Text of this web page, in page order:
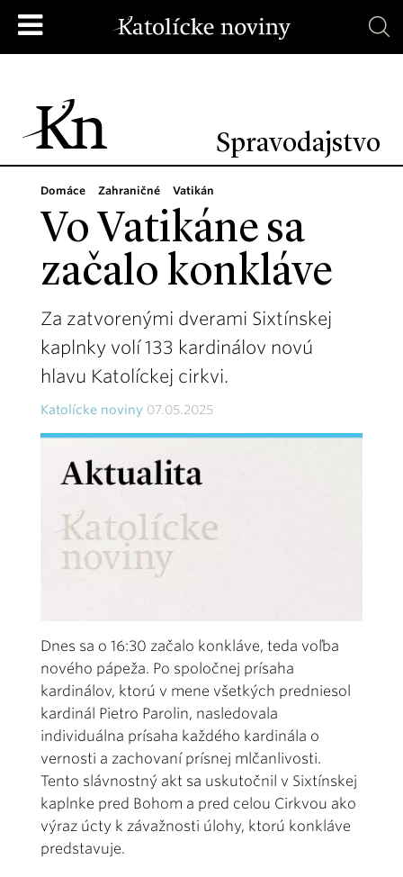
Spravodajstvo
Domáce Zahraničné Vatikán
Vo Vatikáne sa
začalo konkláve
Za zatvorenými dverami Sixtínskej
kaplnky volí 133 kardinálov novú
hlavu Katolíckej cirkvi.
Katolícke noviny 07.05.2025
Dnes sa o 16:30 začalo konkláve, teda voľba
nového pápeža. Po spoločnej prísaha
kardinálov, ktorú v mene všetkých predniesol
kardinál Pietro Parolin, nasledovala
individuálna prísaha každého kardinála o
vernosti a zachovaní prísnej mlčanlivosti.
Tento slávnostný akt sa uskutočnil v Sixtínskej
kaplnke pred Bohom a pred celou Cirkvou ako
výraz úcty k závažnosti úlohy, ktorú konkláve
predstavuje.